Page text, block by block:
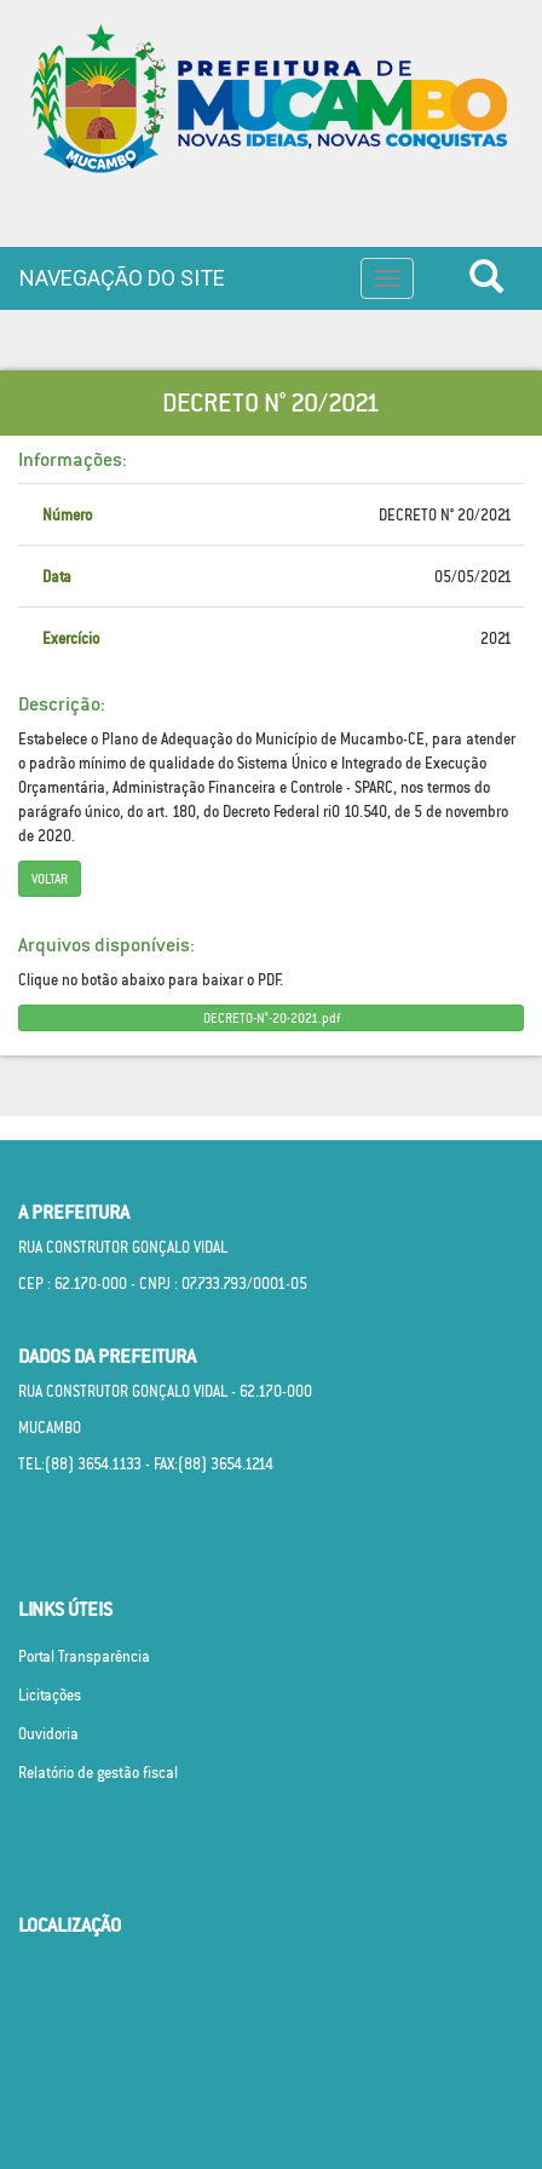
Toggle
navigation
NAVEGAÇÃO DO SITE
DECRETO N° 20/2021
Informações:
Número DECRETO N° 20/2021
Data 05/05/2021
Exercício 2021
Descrição:
Estabelece o Plano de Adequação do Município de Mucambo-CE, para atender
o padrão mínimo de qualidade do Sistema Único e Integrado de Execução
Orçamentária, Administração Financeira e Controle - SPARC, nos termos do
parágrafo único, do art. 180, do Decreto Federal ri0 10.540, de 5 de novembro
de 2020.
VOLTAR
Arquivos disponíveis:
Clique no botão abaixo para baixar o PDF.
DECRETO-N°-20-2021.pdf
A PREFEITURA
RUA CONSTRUTOR GONÇALO VIDAL
CEP : 62.170­-000 - CNPJ : 07.733.793/0001­-05
DADOS DA PREFEITURA
RUA CONSTRUTOR GONÇALO VIDAL - 62.170­-000
MUCAMBO
TEL:(88) 3654.1133 - FAX:(88) 3654.1214
LINKS ÚTEIS
Portal Transparência
Licitações
Ouvidoria
Relatório de gestão fiscal
LOCALIZAÇÃO